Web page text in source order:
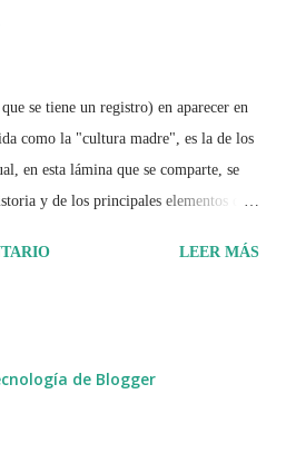
se tiene un registro) en aparecer en
como la "cultura madre", es la de los
en esta lámina que se comparte, se
y de los principales elementos que
LEER MÁS
de Blogger